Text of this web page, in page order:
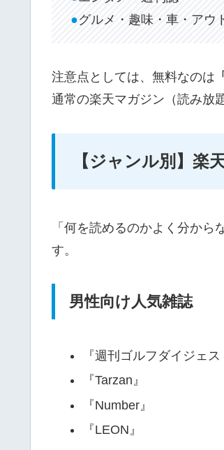
●グルメ・趣味・車・アウ
注意点としては、無料なのは
通常の楽天マガジン（読み放
【ジャンル別】楽
「何を読めるのかよく分か
す。
男性向け人気雑誌
『週刊ゴルフダイジェス
『Tarzan』
『Number』
『LEON』